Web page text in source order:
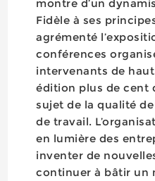
montre d’un
Fidèle à ses
agrémenté
conférences
intervenants de
édition plus de cent
sujet de la qualité
de travail.
en lumière des
inventer de
continuer à bâtir un